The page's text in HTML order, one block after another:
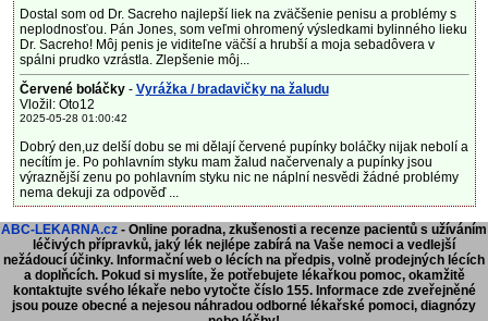
Dostal som od Dr. Sacreho najlepší liek na zväčšenie penisu a problémy s
neplodnosťou. Pán Jones, som veľmi ohromený výsledkami bylinného lieku
Dr. Sacreho! Môj penis je viditeľne väčší a hrubší a moja sebadôvera v
spálni prudko vzrástla. Zlepšenie môj...
Červené boláčky - Vyrážka / bradavičky na žaludu
Vložil: Oto12
2025-05-28 01:00:42
Dobrý den,uz delší dobu se mi dělají červené pupínky boláčky nijak nebolí a
necítím je. Po pohlavním styku mam žalud načervenaly a pupínky jsou
výraznější zenu po pohlavním styku nic ne náplní nesvědi žádné problémy
nema dekuji za odpověď ...
ABC-LEKARNA.cz - Online poradna, zkušenosti a recenze pacientů s užíváním
léčivých přípravků, jaký lék nejlépe zabírá na Vaše nemoci a vedlejší
nežádoucí účinky. Informační web o lécích na předpis, volně prodejných lécích
a doplňcích. Pokud si myslíte, že potřebujete lékařkou pomoc, okamžitě
kontaktujte svého lékaře nebo vytočte číslo 155. Informace zde zveřejněné
jsou pouze obecné a nejesou náhradou odborné lékařské pomoci, diagnózy